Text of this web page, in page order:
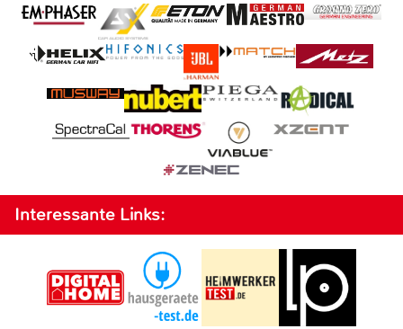
Interessante Links: